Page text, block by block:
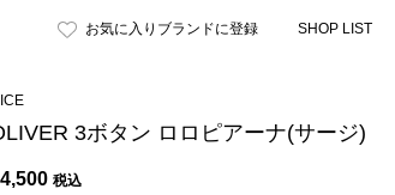
お気に入りブランドに登録 SHOP LIST
3ボタン ロロピアーナ(サージ)
税込